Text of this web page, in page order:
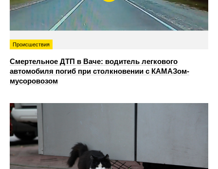
Происшествия
Смертельное ДТП в Ваче: водитель легкового
автомобиля погиб при столкновении с КАМАЗом-
мусоровозом